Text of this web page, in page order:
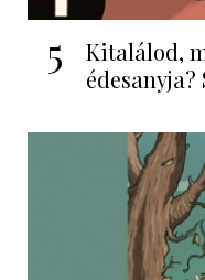
5
Kitalálod,